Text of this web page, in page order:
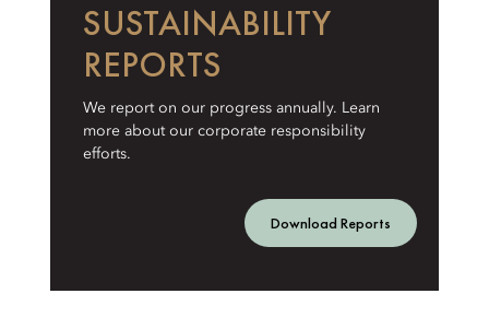
SUSTAINABILITY
REPORTS
We report on our progress annually. Learn
more about our corporate responsibility
efforts.
Download Reports